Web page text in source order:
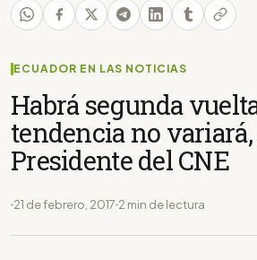
ECUADOR EN LAS NOTICIAS
Habrá segunda
tendencia no
Presidente del CNE
21 de febrero, 2017 2 min de lectura